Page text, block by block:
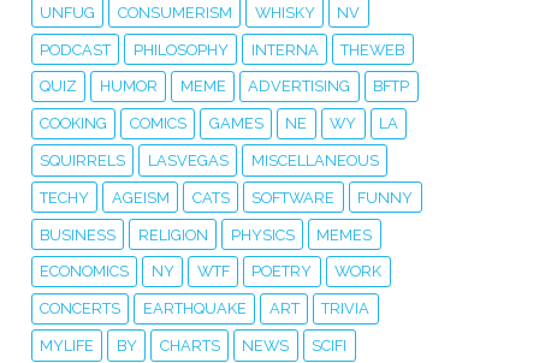
UNFUG CONSUMERISM WHISKY NV
PODCAST PHILOSOPHY INTERNA THEWEB
QUIZ HUMOR MEME ADVERTISING BFTP
COOKING COMICS GAMES NE WY LA
SQUIRRELS LASVEGAS MISCELLANEOUS
TECHY AGEISM CATS SOFTWARE FUNNY
BUSINESS RELIGION PHYSICS MEMES
ECONOMICS NY WTF POETRY WORK
CONCERTS EARTHQUAKE ART TRIVIA
MYLIFE BY CHARTS NEWS SCIFI